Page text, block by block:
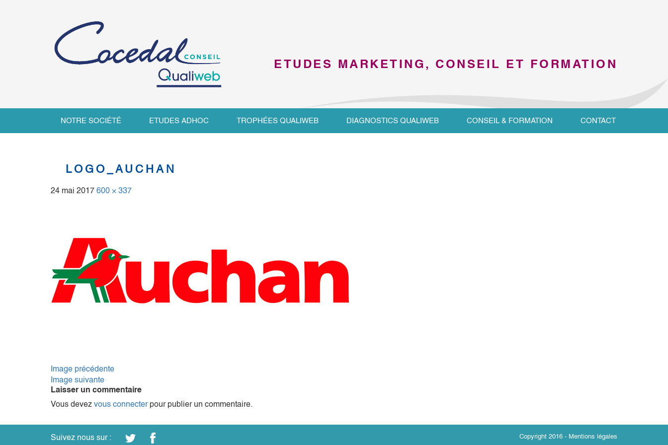
ETUDES MARKETING, CONSEIL ET FORMATION
NOTRE SOCIÉTÉ ETUDES ADHOC TROPHÉES QUALIWEB DIAGNOSTICS QUALIWEB CONSEIL & FORMATION CONTACT
LOGO_AUCHAN
24 mai 2017 600 × 337
Image précédente
Image suivante
Laisser un commentaire
Vous devez vous connecterpour publier un commentaire.
Suivez nous sur : Copyright 2016 - Mentions légales